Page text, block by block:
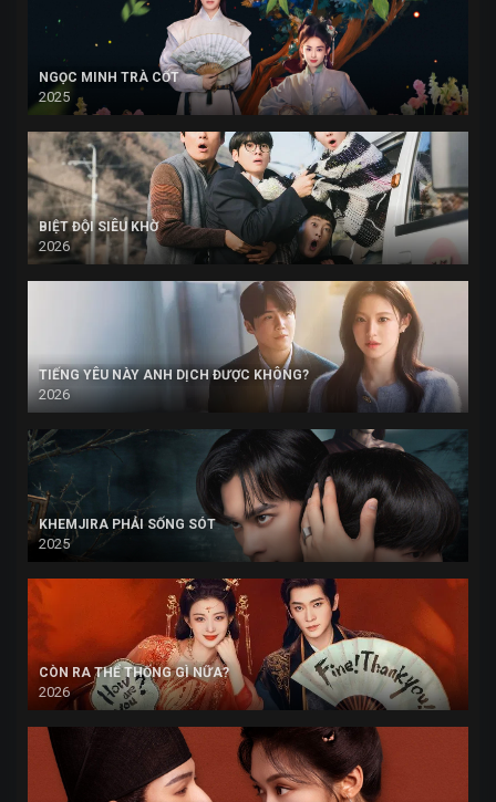
NGỌC MINH TRÀ CỐT
2025
BIỆT ĐỘI SIÊU KHỜ
2026
TIẾNG YÊU NÀY ANH DỊCH ĐƯỢC KHÔNG?
2026
KHEMJIRA PHẢI SỐNG SÓT
2025
CÒN RA THỂ THỐNG GÌ NỮA?
2026